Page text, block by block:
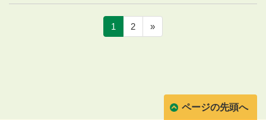
1 2 »
ページの先頭へ